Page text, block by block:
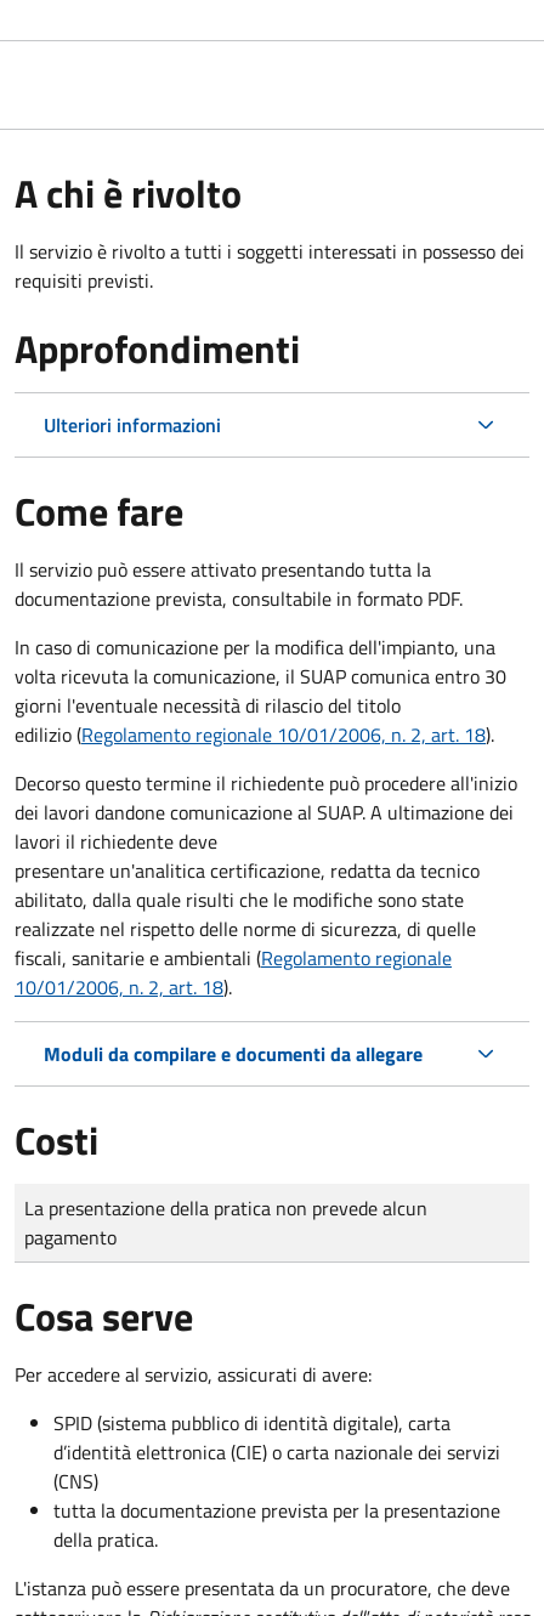
A chi è rivolto
Il servizio è rivolto a tutti i soggetti interessati in possesso dei
requisiti previsti.
Approfondimenti
Ulteriori informazioni
Come fare
Il servizio può essere attivato presentando tutta la
documentazione prevista, consultabile in formato PDF.
In caso di comunicazione per la modifica dell'impianto, una
volta ricevuta la comunicazione, il SUAP comunica entro 30
giorni l'eventuale necessità di rilascio del titolo
edilizio (Regolamento regionale 10/01/2006, n. 2, art. 18).
Decorso questo termine il richiedente può procedere all'inizio
dei lavori dandone comunicazione al SUAP. A ultimazione dei
lavori il richiedente deve
presentare un'analitica certificazione, redatta da tecnico
abilitato, dalla quale risulti che le modifiche sono state
realizzate nel rispetto delle norme di sicurezza, di quelle
fiscali, sanitarie e ambientali (Regolamento regionale
10/01/2006, n. 2, art. 18).
Moduli da compilare e documenti da allegare
Costi
Tipo di pagamento
Importo
La presentazione della pratica non prevede alcun
pagamento
Cosa serve
Per accedere al servizio, assicurati di avere:
SPID (sistema pubblico di identità digitale), carta
d’identità elettronica (CIE) o carta nazionale dei servizi
(CNS)
tutta la documentazione prevista per la presentazione
della pratica.
L'istanza può essere presentata da un procuratore, che deve